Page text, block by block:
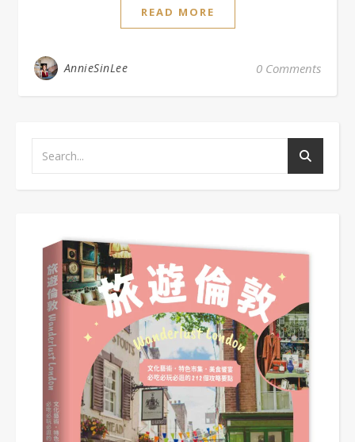
READ MORE
AnnieSinLee 0 Comments